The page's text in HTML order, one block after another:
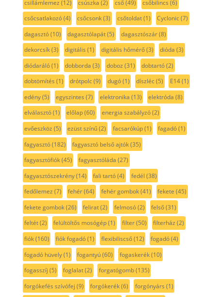
csillámlemez (12) csúszka (2) cső(49) csőbilincs (6)
csőcsatlakozó(4) csőcsonk(3) csőtoldat(1) Cyclonic(7)
dagasztó(10) dagasztólapát(5) dagasztószár(8)
dekorcsík(3) digitális (1) digitális hőmérő(3) dióda (3)
diódaráló(1) dobborda (3) doboz (31) dobtartó(2)
dobtömítés (1) drótpolc(9) dugó(1) díszléc(5) E14(1)
edény(5) egyszintes (7) elektronika (13) elektróda (8)
elválasztó(1) előlap(60) energia szabályzó(2)
evőeszköz (5) ezüst színű(2) facsarókúp(1) fagadó(1)
fagyasztó(182) fagyasztó belső ajtók(35)
fagyasztófiók(45) fagyasztóláda (27)
fagyasztószekrény(14) fali tartó(4) fedél (38)
fedőlemez (7) fehér(64) fehér gombok(41) fekete (45)
fekete gombok(26) felirat(2) felmosó(2) felső(31)
feltét(2) felültöltős mosógép(1) filter(50) filterház (2)
fiók(160) fiók fogadó(1) flexibiliscső(12) fogadó(4)
fogadó hüvely(1) fogantyú(60) fogaskerék(10)
fogasszíj (5) foglalat(2) forgatógomb(135)
forgókefés szívófej (9) forgókerék(6) forgónyárs (1)